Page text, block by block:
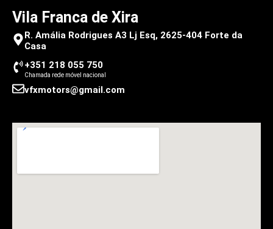
Vila Franca de Xira
R. Amália Rodrigues A3 Lj Esq, 2625-404 Forte da
Casa
+351 218 055 750
Chamada rede móvel nacional
vfxmotors@gmail.com